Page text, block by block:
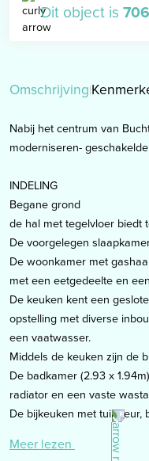
Dit object is 706
Omschrijving
Nabij het centrum van
moderniseren-
INDELING
Begane grond
de hal met tegelvloer biedt
De voorgelegen
De woonkamer met
met een eetgedeelte en
De keuken kent een
opstelling met diverse
een vaatwasser.
Middels de keuken zijn de
De badkamer (2.93 x
radiator en een vaste
De bijkeuken met
Eerste verdieping
Meer lezen